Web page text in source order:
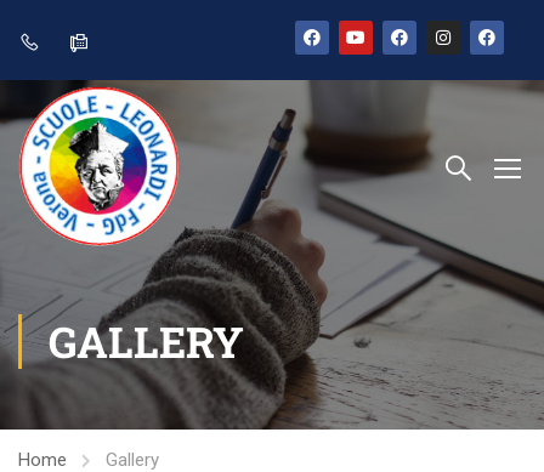
GALLERY
Home Gallery